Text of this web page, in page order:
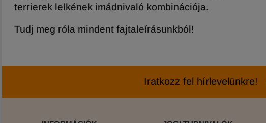
terrierek lelkének imádnivaló kombinációja.
Tudj meg róla mindent fajtaleírásunkból!
Iratkozz fel hírlevelünkre!